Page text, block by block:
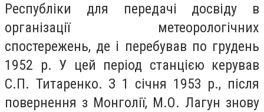
Республіки для передачі досвіду в
організації метеорологічних
спостережень, де і перебував по грудень
1952 р. У цей період станцією керував
С.П. Титаренко. З 1 січня 1953 р., після
повернення з Монголії, М.О. Лагун знову